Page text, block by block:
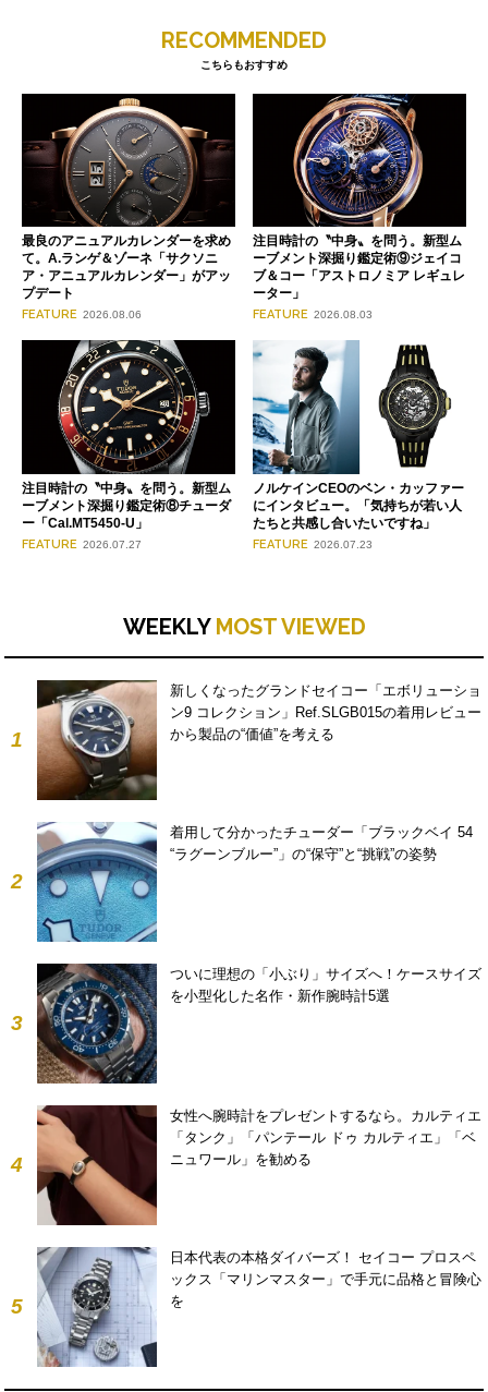
RECOMMENDED
こちらもおすすめ
最良のアニュアルカレンダーを求め
て。A.ランゲ＆ゾーネ「サクソニ
ア・アニュアルカレンダー」がアッ
プデート
FEATURE 2026.08.06
注目時計の〝中身〟を問う。新型ム
ーブメント深掘り鑑定術⑨ジェイコ
ブ＆コー「アストロノミア レギュレ
ーター」
FEATURE 2026.08.03
注目時計の〝中身〟を問う。新型ム
ーブメント深掘り鑑定術⑧チューダ
ー「Cal.MT5450-U」
FEATURE 2026.07.27
ノルケインCEOのベン・カッファー
にインタビュー。「気持ちが若い人
たちと共感し合いたいですね」
FEATURE 2026.07.23
WEEKLY MOST VIEWED
1
新しくなったグランドセイコー「エボリューショ
ン9 コレクション」Ref.SLGB015の着用レビュー
から製品の“価値”を考える
2
着用して分かったチューダー「ブラックベイ 54
“ラグーンブルー”」の“保守”と“挑戦”の姿勢
3
ついに理想の「小ぶり」サイズへ！ケースサイズ
を小型化した名作・新作腕時計5選
4
女性へ腕時計をプレゼントするなら。カルティエ
「タンク」「パンテール ドゥ カルティエ」「ベ
ニュワール」を勧める
5
日本代表の本格ダイバーズ！ セイコー プロスペ
ックス「マリンマスター」で手元に品格と冒険心
を